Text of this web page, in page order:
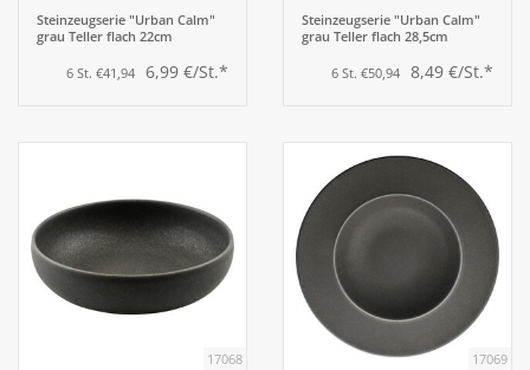
Berufsbekleidung
Küchenmöbel
Steinzeugserie "Urban Calm"
grau Teller flach 22cm
6 St. €41,94 6,99 €/St.*
Steinzeugserie "Urban Calm"
grau Teller flach 28,5cm
6 St. €50,94 8,49 €/St.*
17068 17069